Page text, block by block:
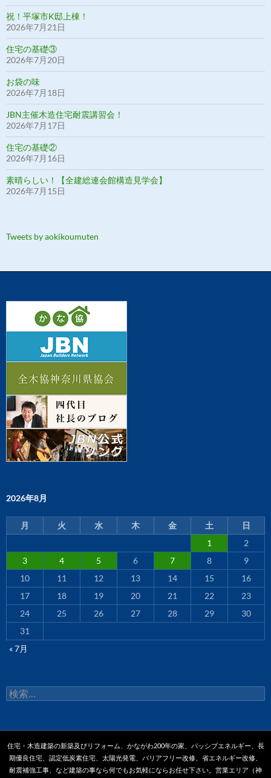
祝！平塚市K邸上棟！
2026年7月21日
住宅の基礎③
2026年7月20日
お袋の味
2026年7月18日
JBN主催木造住宅耐震講習会！
2026年7月17日
住宅の基礎②
2026年7月16日
素晴らしい！【全建総連会館構造見学会】
2026年7月15日
Tweets by aokikoumuten
2026年8月
月 火 水 木 金 土
日
1
2
3
4 5 6 7 8
9
10
11 12 13 14 15
16
17
18 19 20 21 22
23
24
25 26 27 28 29
30
31
« 7月
検
索:
住宅・木造建築の新築及びリフォーム、かながわ200年の家、パッシブエネルギー、長
期優良住宅、認定低炭素住宅、太陽光発電、バリアフリー改修、省エネルギー改修、
耐震補強工事、など建築の事なら何でもお気軽にならお任せ下さい。営業エリア（神